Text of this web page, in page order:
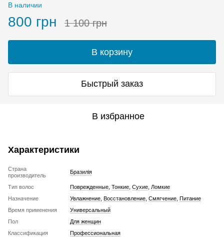
В наличии
800 грн 1 100 грн
В корзину
Быстрый заказ
В избранное
Характеристики
Страна
производитель
Бразилія
Тип волос Поврежденные Тонкие Сухие Ломкие
Назначение
Увлажнение Восстановление Смягчение Питание
Время применения
Универсальный
Пол
Для женщин
Классификация
Профессиональная